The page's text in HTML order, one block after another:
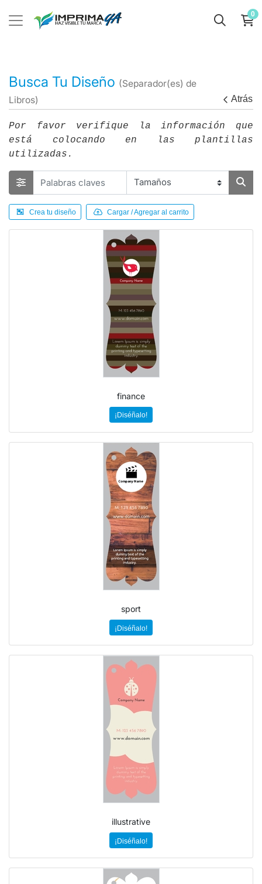
0
Busca Tu Diseño (Separador(es) de
Libros)
Atrás
Por favor verifique la información que
está colocando en las plantillas
utilizadas.
Crea tu diseño Cargar / Agregar al carrito
finance
¡Diséñalo!
sport
¡Diséñalo!
illustrative
¡Diséñalo!